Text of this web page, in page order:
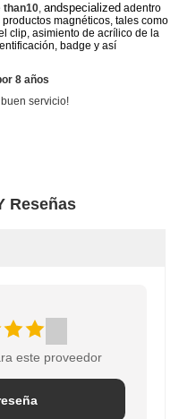
than10, andspecialized adentro
magnéticos, tales como
clip, asimiento de acrílico de la
badge y así
8 años
servicio!
Reseñas
este proveedor